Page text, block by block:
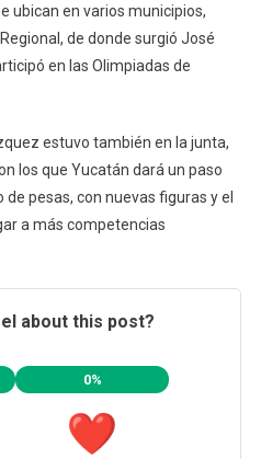
ubican en varios municipios,
de donde surgió José
en las Olimpiadas de
estuvo también en la junta,
los que Yucatán dará un paso
pesas, con nuevas figuras y el
a más competencias
about this post?
0%